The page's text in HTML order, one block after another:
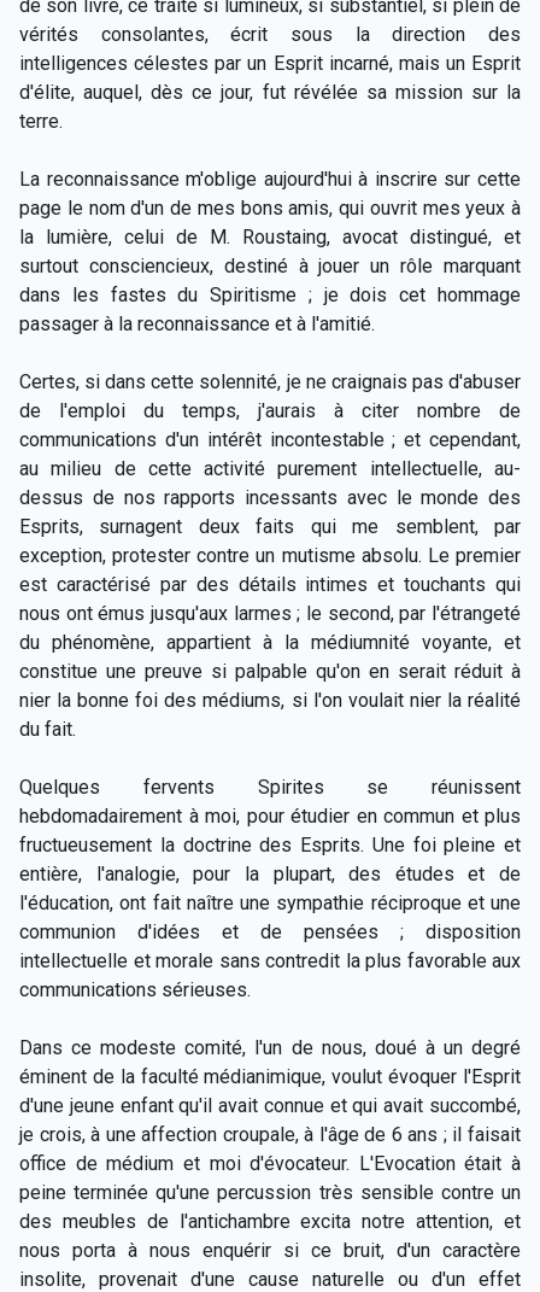
de son livre, ce traité si lumineux, si substantiel, si plein de
vérités consolantes, écrit sous la direction des
intelligences célestes par un Esprit incarné, mais un Esprit
d'élite, auquel, dès ce jour, fut révélée sa mission sur la
terre.
La reconnaissance m'oblige aujourd'hui à inscrire sur cette
page le nom d'un de mes bons amis, qui ouvrit mes yeux à
la lumière, celui de M. Roustaing, avocat distingué, et
surtout consciencieux, destiné à jouer un rôle marquant
dans les fastes du Spiritisme ; je dois cet hommage
passager à la reconnaissance et à l'amitié.
Certes, si dans cette solennité, je ne craignais pas d'abuser
de l'emploi du temps, j'aurais à citer nombre de
communications d'un intérêt incontestable ; et cependant,
au milieu de cette activité purement intellectuelle, au-
dessus de nos rapports incessants avec le monde des
Esprits, surnagent deux faits qui me semblent, par
exception, protester contre un mutisme absolu. Le premier
est caractérisé par des détails intimes et touchants qui
nous ont émus jusqu'aux larmes ; le second, par l'étrangeté
du phénomène, appartient à la médiumnité voyante, et
constitue une preuve si palpable qu'on en serait réduit à
nier la bonne foi des médiums, si l'on voulait nier la réalité
du fait.
Quelques fervents Spirites se réunissent
hebdomadairement à moi, pour étudier en commun et plus
fructueusement la doctrine des Esprits. Une foi pleine et
entière, l'analogie, pour la plupart, des études et de
l'éducation, ont fait naître une sympathie réciproque et une
communion d'idées et de pensées ; disposition
intellectuelle et morale sans contredit la plus favorable aux
communications sérieuses.
Dans ce modeste comité, l'un de nous, doué à un degré
éminent de la faculté médianimique, voulut évoquer l'Esprit
d'une jeune enfant qu'il avait connue et qui avait succombé,
je crois, à une affection croupale, à l'âge de 6 ans ; il faisait
office de médium et moi d'évocateur. L'Evocation était à
peine terminée qu'une percussion très sensible contre un
des meubles de l'antichambre excita notre attention, et
nous porta à nous enquérir si ce bruit, d'un caractère
insolite, provenait d'une cause naturelle ou d'un effet